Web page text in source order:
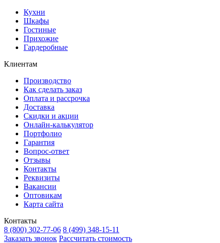
Кухни
Шкафы
Гостиные
Прихожие
Гардеробные
Клиентам
Производство
Как сделать заказ
Оплата и рассрочка
Доставка
Скидки и акции
Онлайн-калькулятор
Портфолио
Гарантия
Вопрос-ответ
Отзывы
Контакты
Реквизиты
Вакансии
Оптовикам
Карта сайта
Контакты
8 (800) 302-77-06 8 (499) 348-15-11
Заказать звонок Рассчитать стоимость